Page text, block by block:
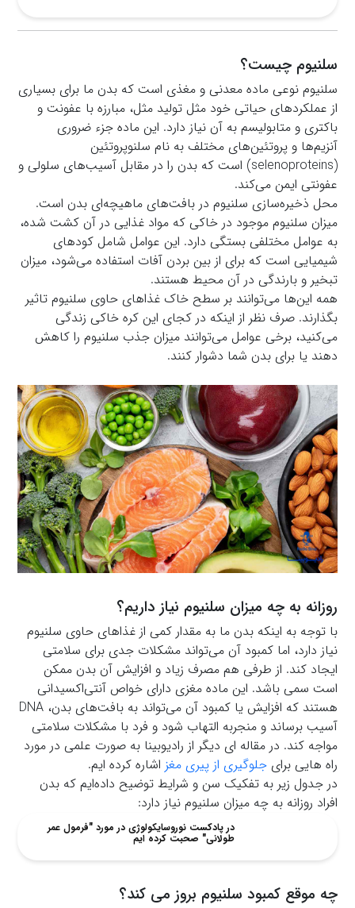
سلنیوم چیست؟
سلنیوم نوعی ماده معدنی و مغذی است که بدن ما برای بسیاری
از عملکردهای حیاتی خود مثل تولید مثل، مبارزه با عفونت و
باکتری و متابولیسم به آن نیاز دارد. این ماده جزء ضروری
آنزیم‌ها و پروتئین‌های مختلف به نام سلنوپروتئین
(selenoproteins) است که بدن را در مقابل آسیب‌های سلولی و
عفونتی ایمن می‌کند.
محل ذخیره‌سازی سلنیوم در بافت‌های ماهیچه‌ای بدن است.
میزان سلنیوم موجود در خاکی که مواد غذایی در آن کشت شده،
به عوامل مختلفی بستگی دارد. این عوامل شامل کودهای
شیمیایی است که برای از بین بردن آفات استفاده می‌شود، میزان
تبخیر و بارندگی در آن محیط هستند.
همه این‌ها می‌توانند بر سطح خاک غذاهای حاوی سلنیوم تاثیر
بگذارند. صرف نظر از اینکه در کجای این کره خاکی زندگی
می‌کنید، برخی عوامل می‌توانند میزان جذب سلنیوم را کاهش
دهند یا برای بدن شما دشوار کنند.
روزانه به چه میزان سلنیوم نیاز داریم؟
با توجه به اینکه بدن ما به مقدار کمی از غذاهای حاوی سلنیوم
نیاز دارد، اما کمبود آن می‌تواند مشکلات جدی برای سلامتی
ایجاد کند. از طرفی هم مصرف زیاد و افزایش آن بدن ممکن
است سمی باشد. این ماده مغزی دارای خواص آنتی‌اکسیدانی
هستند که افزایش یا کمبود آن می‌تواند به بافت‌های بدن، DNA
آسیب برساند و منجربه التهاب شود و فرد با مشکلات سلامتی
مواجه کند. در مقاله ای دیگر از رادیوبینا به صورت علمی در مورد
راه هایی برایجلوگیری از پیری مغز اشاره کرده ایم.
در جدول زیر به تفکیک سن و شرایط توضیح داده‌ایم که بدن
افراد روزانه به چه میزان سلنیوم نیاز دارد:
در پادکست نوروسایکولوژی در مورد "فرمول عمر
طولانی" صحبت کرده ایم
چه موقع کمبود سلنیوم بروز می کند؟